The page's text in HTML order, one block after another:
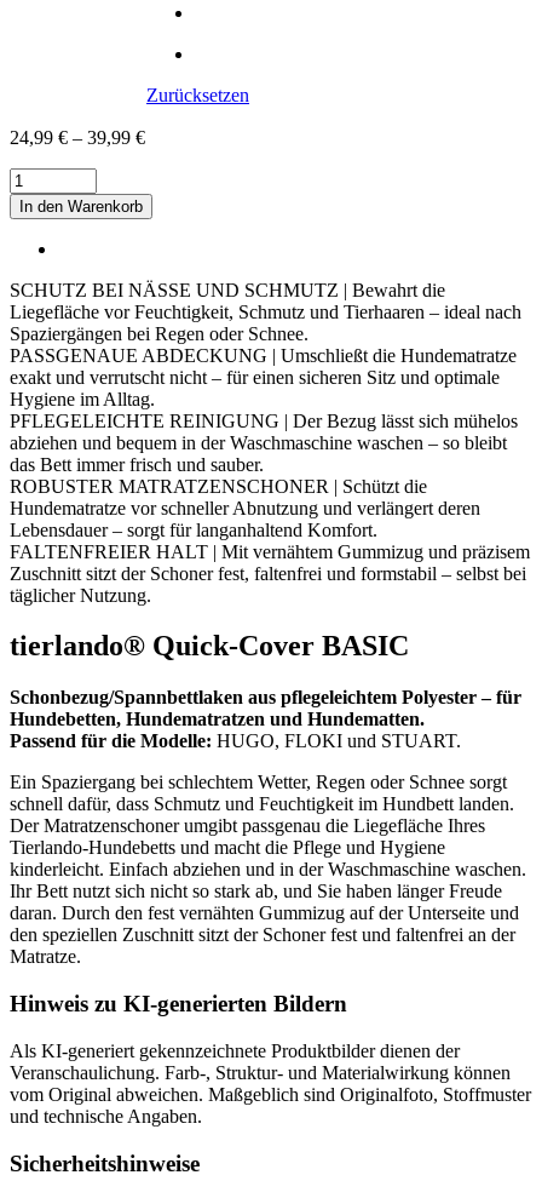
Zurücksetzen
24,99 € – 39,99 €
Quick-
Cover
BASIC
UNI
eckig
Matratzenschoner
HUGO
|
FLOKI
|
STUART
80
100
120
150
cm
|
13-
15
hoch
Menge
In den Warenkorb
SCHUTZ BEI NÄSSE UND SCHMUTZ | Bewahrt die
Liegefläche vor Feuchtigkeit, Schmutz und Tierhaaren – ideal nach
Spaziergängen bei Regen oder Schnee.
PASSGENAUE ABDECKUNG | Umschließt die Hundematratze
exakt und verrutscht nicht – für einen sicheren Sitz und optimale
Hygiene im Alltag.
PFLEGELEICHTE REINIGUNG | Der Bezug lässt sich mühelos
abziehen und bequem in der Waschmaschine waschen – so bleibt
das Bett immer frisch und sauber.
ROBUSTER MATRATZENSCHONER | Schützt die
Hundematratze vor schneller Abnutzung und verlängert deren
Lebensdauer – sorgt für langanhaltend Komfort.
FALTENFREIER HALT | Mit vernähtem Gummizug und präzisem
Zuschnitt sitzt der Schoner fest, faltenfrei und formstabil – selbst bei
täglicher Nutzung.
tierlando® Quick-Cover BASIC
Schonbezug/Spannbettlaken aus pflegeleichtem Polyester – für
Hundebetten, Hundematratzen und Hundematten.
Passend für die Modelle: HUGO, FLOKI und STUART.
Ein Spaziergang bei schlechtem Wetter, Regen oder Schnee sorgt
schnell dafür, dass Schmutz und Feuchtigkeit im Hundbett landen.
Der Matratzenschoner umgibt passgenau die Liegefläche Ihres
Tierlando-Hundebetts und macht die Pflege und Hygiene
kinderleicht. Einfach abziehen und in der Waschmaschine waschen.
Ihr Bett nutzt sich nicht so stark ab, und Sie haben länger Freude
daran. Durch den fest vernähten Gummizug auf der Unterseite und
den speziellen Zuschnitt sitzt der Schoner fest und faltenfrei an der
Matratze.
Hinweis zu KI-generierten Bildern
Als KI-generiert gekennzeichnete Produktbilder dienen der
Veranschaulichung. Farb-, Struktur- und Materialwirkung können
vom Original abweichen. Maßgeblich sind Originalfoto, Stoffmuster
und technische Angaben.
Sicherheitshinweise